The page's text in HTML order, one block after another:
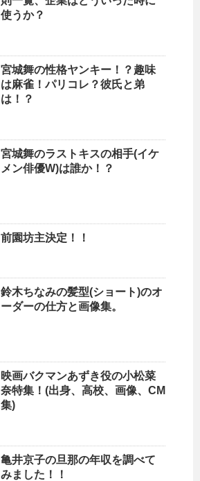
使うか？
宮城舞の性格ヤンキー！？趣味
は麻雀！パリコレ？彼氏と弟
は！？
宮城舞のラストキスの相手(イケ
メン俳優W)は誰か！？
前園坊主決定！！
鈴木ちなみの髪型(ショート)のオ
ーダーの仕方と画像集。
映画バクマンあずき役の小松菜
奈特集！(出身、高校、画像、CM
集)
亀井京子の旦那の年収を調べて
みました！！